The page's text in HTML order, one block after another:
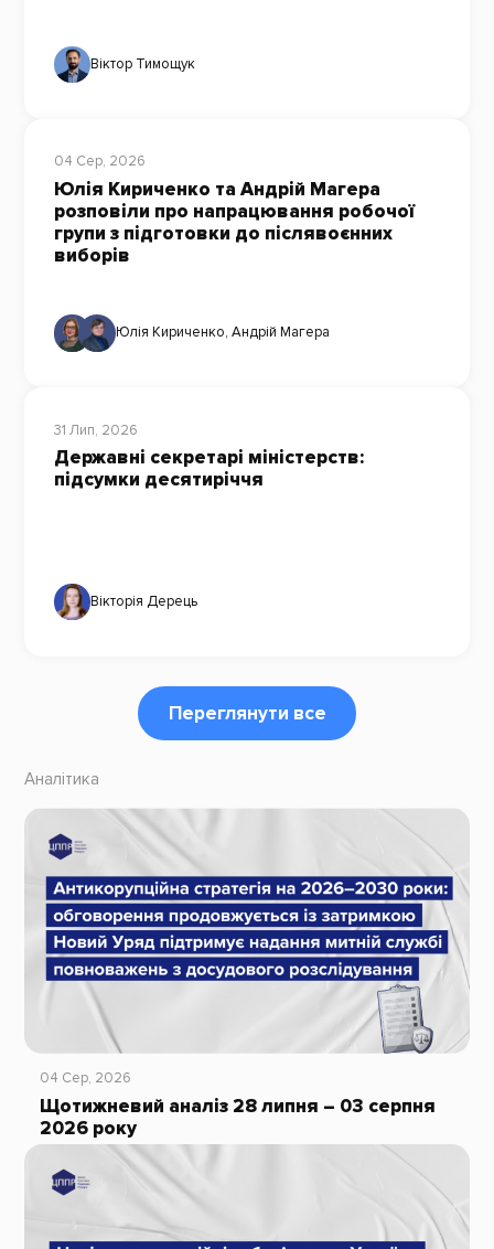
Віктор Тимощук
04 Сер, 2026
Юлія Кириченко та Андрій Магера
розповіли про напрацювання робочої
групи з підготовки до післявоєнних
виборів
Юлія Кириченко, Андрій Магера
31 Лип, 2026
Державні секретарі міністерств:
підсумки десятиріччя
Вікторія Дерець
Переглянути все
Аналітика
04 Сер, 2026
Щотижневий аналіз 28 липня – 03 серпня
2026 року